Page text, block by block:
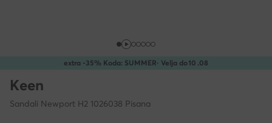
extra -35% Koda: SUMMER· Velja do10 .08
Keen
Sandali Newport H2 1026038 Pisana